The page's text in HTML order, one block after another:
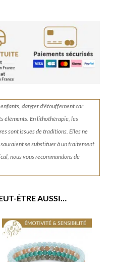
enfants, danger d'étouffement car
éléments.En lithothérapie, les
sont issues de traditions. Elles ne
se substituer à un traitement
nous vous recommandons de
ÊTRE AUSSI…